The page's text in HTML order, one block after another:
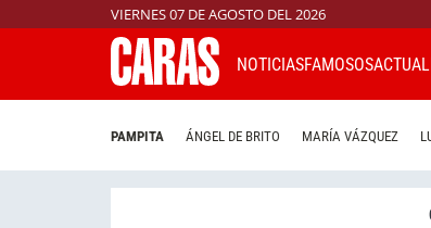
VIERNES 07 DE AGOSTO DEL 2026
NOTICIASFAMOSOS
PAMPITA ÁNGEL DE BRITO MARÍA VÁZQUEZ